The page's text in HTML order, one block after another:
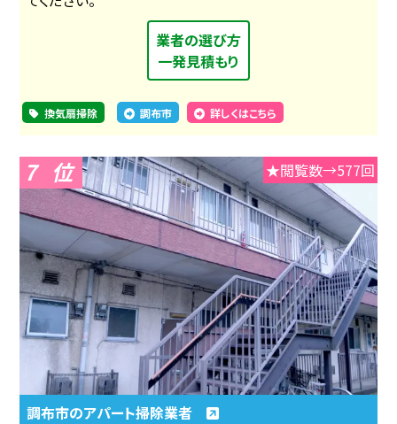
業者の選び方
一発見積もり
換気扇掃除 調布市 詳しくはこちら
7 ★閲覧数→577回
調布市のアパート掃除業者